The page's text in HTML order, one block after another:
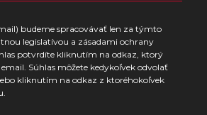
budeme spracovávať len za týmto
legislatívou a zásadami ochrany
potvrdíte kliknutím na odkaz, ktorý
Súhlas môžete kedykoľvek odvolať
kliknutím na odkaz z ktoréhokoľvek